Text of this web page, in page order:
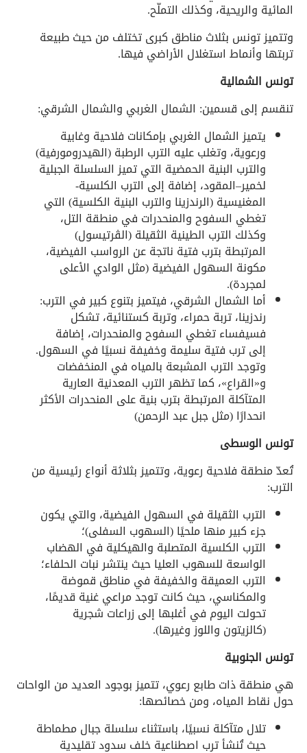
المائية والريحية، وكذلك التملّح.
وتتميز تونس بثلاث مناطق كبرى تختلف من حيث طبيعة
تربتها وأنماط استغلال الأراضي فيها.
تونس الشمالية
تنقسم إلى قسمين: الشمال الغربي والشمال الشرقي:
يتميز الشمال الغربي بإمكانات فلاحية وغابية
ورعوية، وتغلب عليه الترب الرطبة (الهيدرومورفية)
والترب البنية الحمضية التي تميز السلسلة الجبلية
لخمير–المقود، إضافة إلى الترب الكلسية-
المغنيسية (الرندزينا والترب البنية الكلسية) التي
تغطي السفوح والمنحدرات في منطقة التل،
وكذلك الترب الطينية الثقيلة (الڤرتيسول)
المرتبطة بترب فتية ناتجة عن الرواسب الفيضية،
مكونة السهول الفيضية (مثل الوادي الأعلى
لمجردة).
أما الشمال الشرقي، فيتميز بتنوع كبير في الترب:
رندزينا، تربة حمراء، وتربة كستنائية، تشكل
فسيفساء تغطي السفوح والمنحدرات، إضافة
إلى ترب فتية سليمة وخفيفة نسبيًا في السهول.
وتوجد الترب المشبعة بالمياه في المنخفضات
و«القراع»، كما تظهر الترب المعدنية العارية
المتآكلة المرتبطة بترب بنية على المنحدرات الأكثر
انحدارًا (مثل جبل عبد الرحمن)
تونس الوسطى
تُعدّ منطقة فلاحية رعوية، وتتميز بثلاثة أنواع رئيسية من
الترب:
الترب الثقيلة في السهول الفيضية، والتي يكون
جزء كبير منها ملحيًا (السهوب السفلى)؛
الترب الكلسية المتصلبة والهيكلية في الهضاب
الواسعة للسهوب العليا حيث ينتشر نبات الحلفاء؛
الترب العميقة والخفيفة في مناطق قموضة
والمكناسي، حيث كانت توجد مراعي غنية قديمًا،
تحولت اليوم في أغلبها إلى زراعات شجرية
(كالزيتون واللوز وغيرها).
تونس الجنوبية
هي منطقة ذات طابع رعوي، تتميز بوجود العديد من الواحات
حول نقاط المياه، ومن خصائصها:
تلال متآكلة نسبيًا، باستثناء سلسلة جبال مطماطة
حيث تُنشأ ترب اصطناعية خلف سدود تقليدية